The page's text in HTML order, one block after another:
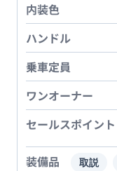
内装色
ハンドル
乗車定員
ワンオーナー
セールスポイント
装備品 取説